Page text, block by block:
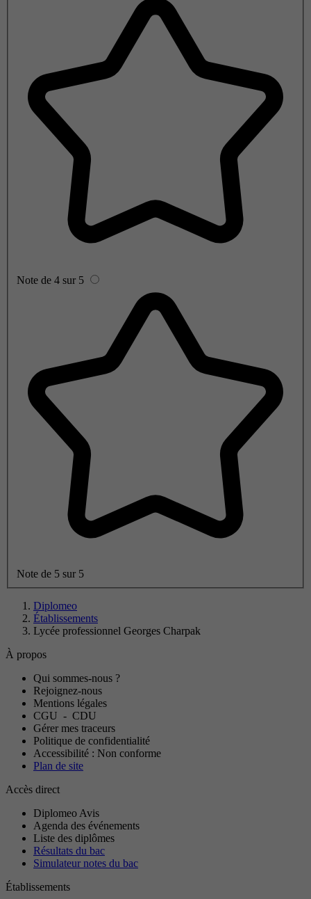
Note de 4 sur 5
Note de 5 sur 5
Diplomeo
Établissements
Lycée professionnel Georges Charpak
À propos
Qui sommes-nous ?
Rejoignez-nous
Mentions légales
CGU - CDU
Gérer mes traceurs
Politique de confidentialité
Accessibilité : Non conforme
Plan de site
Accès direct
Diplomeo Avis
Agenda des événements
Liste des diplômes
Résultats du bac
Simulateur notes du bac
Établissements